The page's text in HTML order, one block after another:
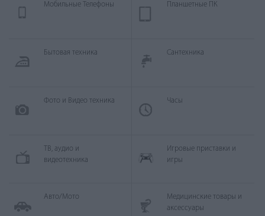
Мобильные Телефоны Планшетные ПК
Бытовая техника Сантехника
Фото и Видео техника Часы
ТВ, аудио и
видеотехника
Игровые приставки и
игры
Авто/Мото
Медицинские товары и
аксессуары